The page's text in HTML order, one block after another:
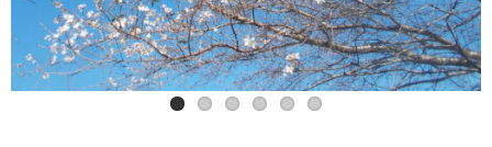
葉ボダンも大きくなってきました。
綿の木も楽しめます。